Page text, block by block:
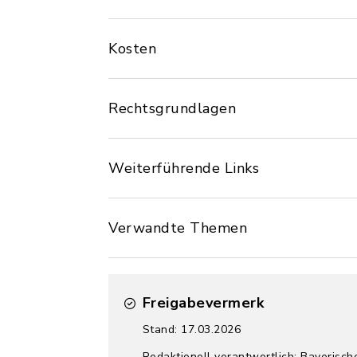
Kosten
Rechtsgrundlagen
Weiterführende Links
Verwandte Themen
Freigabevermerk
Stand: 17.03.2026